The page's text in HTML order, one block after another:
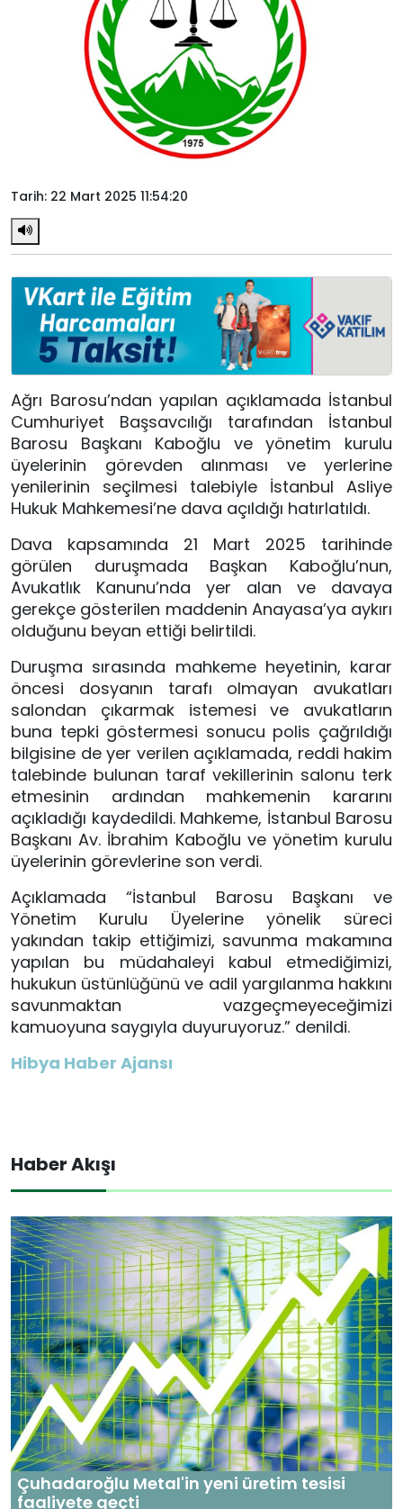
Tarih: 22 Mart 2025 11:54:20
Ağrı Barosu’ndan yapılan açıklamada İstanbul
Cumhuriyet Başsavcılığı tarafından İstanbul
Barosu Başkanı Kaboğlu ve yönetim kurulu
üyelerinin görevden alınması ve yerlerine
yenilerinin seçilmesi talebiyle İstanbul Asliye
Hukuk Mahkemesi’ne dava açıldığı hatırlatıldı.
Dava kapsamında 21 Mart 2025 tarihinde
görülen duruşmada Başkan Kaboğlu’nun,
Avukatlık Kanunu’nda yer alan ve davaya
gerekçe gösterilen maddenin Anayasa’ya aykırı
olduğunu beyan ettiği belirtildi.
Duruşma sırasında mahkeme heyetinin, karar
öncesi dosyanın tarafı olmayan avukatları
salondan çıkarmak istemesi ve avukatların
buna tepki göstermesi sonucu polis çağrıldığı
bilgisine de yer verilen açıklamada, reddi hakim
talebinde bulunan taraf vekillerinin salonu terk
etmesinin ardından mahkemenin kararını
açıkladığı kaydedildi. Mahkeme, İstanbul Barosu
Başkanı Av. İbrahim Kaboğlu ve yönetim kurulu
üyelerinin görevlerine son verdi.
Açıklamada “İstanbul Barosu Başkanı ve
Yönetim Kurulu Üyelerine yönelik süreci
yakından takip ettiğimizi, savunma makamına
yapılan bu müdahaleyi kabul etmediğimizi,
hukukun üstünlüğünü ve adil yargılanma hakkını
savunmaktan vazgeçmeyeceğimizi
kamuoyuna saygıyla duyuruyoruz.” denildi.
Hibya Haber Ajansı
Haber Akışı
Çuhadaroğlu Metal'in yeni üretim tesisi
faaliyete geçti